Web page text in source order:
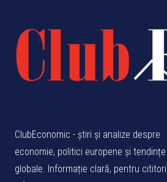
ClubEconomic - știri și analize despre
economie, politici europene și tendințe
globale. Informație clară, pentru cititori